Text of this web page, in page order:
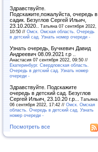
Здравствуйте.
Подскажите,пожалуйста, очередь в
садик. Безуглов Сергей Ильич,
23.10.2020.. Татьяна 07 сентября 2022,
10:50 // Омск. Омская область. Очередь
в детский сад. Узнать номер очереди -
Узнать очередь, Бучкевич Давид
Андреевич 08.09.2021 г.р ..
Анастасия 07 сентября 2022, 09:50 //
Екатеринбург. Свердловская область.
Очередь в детский сад. Узнать номер
очереди -
Здравствуйте. Подскажите
очередь в детский сад. Безуглов
Сергей Ильич, 23.10.20 г.р... Татьяна
06 сентября 2022, 17:42 // Омск. Омская
область. Очередь в детский сад. Узнать
номер очереди -
Посмотреть все